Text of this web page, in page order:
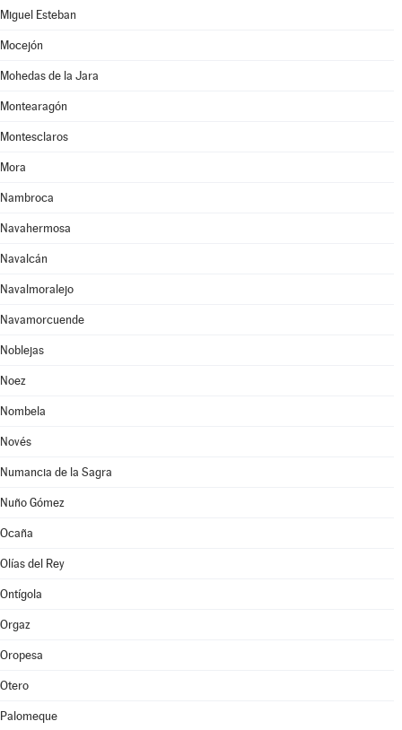
Miguel Esteban
Mocejón
Mohedas de la Jara
Montearagón
Montesclaros
Mora
Nambroca
Navahermosa
Navalcán
Navalmoralejo
Navamorcuende
Noblejas
Noez
Nombela
Novés
Numancia de la Sagra
Nuño Gómez
Ocaña
Olías del Rey
Ontígola
Orgaz
Oropesa
Otero
Palomeque